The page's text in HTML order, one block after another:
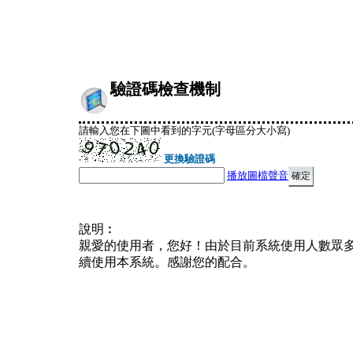
驗證碼檢查機制
請輸入您在下圖中看到的字元(字母區分大小寫)
更換驗證碼
播放圖檔聲音
說明︰
親愛的使用者，您好！由於目前系統使用人數眾
續使用本系統。感謝您的配合。